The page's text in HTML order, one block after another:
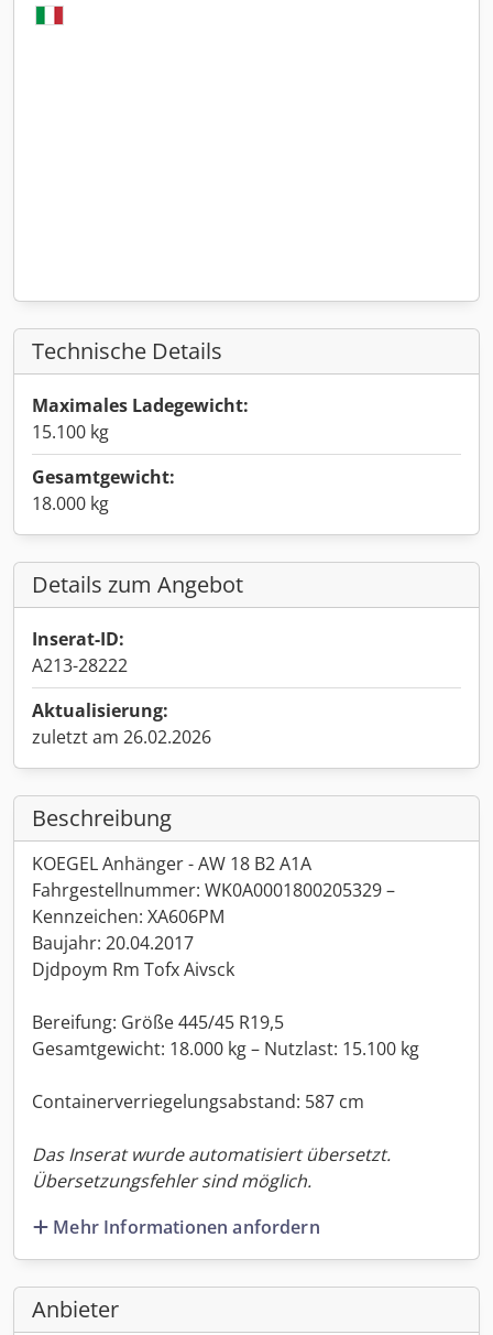
Technische Details
Maximales Ladegewicht:
15.100 kg
Gesamtgewicht:
18.000 kg
Details zum Angebot
Inserat-ID:
A213-28222
Aktualisierung:
zuletzt am 26.02.2026
Beschreibung
KOEGEL Anhänger - AW 18 B2 A1A
Fahrgestellnummer: WK0A0001800205329 –
Kennzeichen: XA606PM
Baujahr: 20.04.2017
Djdpoym Rm Tofx Aivsck
Bereifung: Größe 445/45 R19,5
Gesamtgewicht: 18.000 kg – Nutzlast: 15.100 kg
Containerverriegelungsabstand: 587 cm
Das Inserat wurde automatisiert übersetzt.
Übersetzungsfehler sind möglich.
Mehr Informationen anfordern
Anbieter